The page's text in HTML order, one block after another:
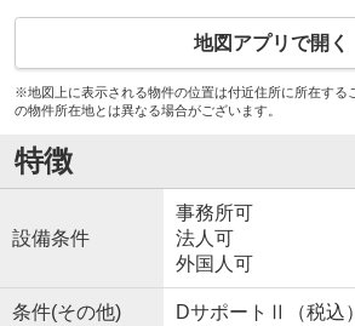
地図アプリで開く
※地図上に表示される物件の位置は付近住所に所在する
の物件所在地とは異なる場合がございます。
特徴
設備条件
事務所可
法人可
外国人可
条件(その他) DサポートⅡ（税込